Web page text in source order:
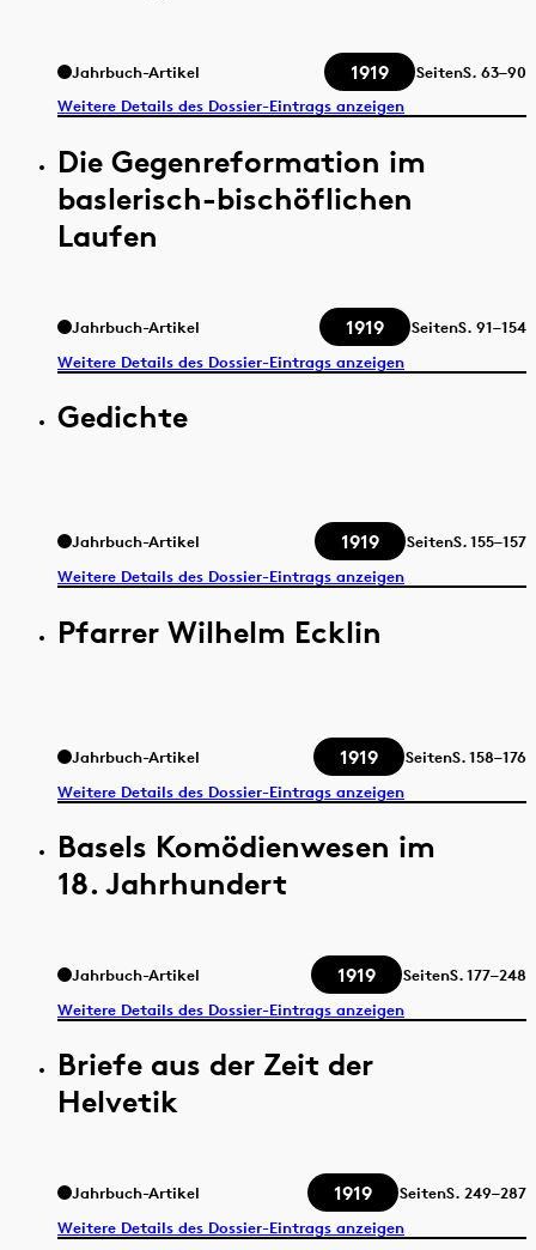
Jahrbuch-Artikel 1919 SeitenS. 63–90
Weitere Details des Dossier-Eintrags anzeigen
Die Gegenreformation im
baslerisch-bischöflichen
Laufen
Jahrbuch-Artikel 1919 SeitenS. 91–154
Weitere Details des Dossier-Eintrags anzeigen
Gedichte
Jahrbuch-Artikel 1919 SeitenS.155–157
Weitere Details des Dossier-Eintrags anzeigen
Pfarrer Wilhelm Ecklin
Jahrbuch-Artikel 1919 SeitenS.158–176
Weitere Details des Dossier-Eintrags anzeigen
Basels Komödienwesen im
18. Jahrhundert
Jahrbuch-Artikel 1919 SeitenS.177–248
Weitere Details des Dossier-Eintrags anzeigen
Briefe aus der Zeit der
Helvetik
Jahrbuch-Artikel 1919 SeitenS. 249–287
Weitere Details des Dossier-Eintrags anzeigen